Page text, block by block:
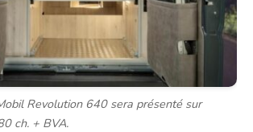
Revolution 640 sera présenté sur
ch. + BVA.